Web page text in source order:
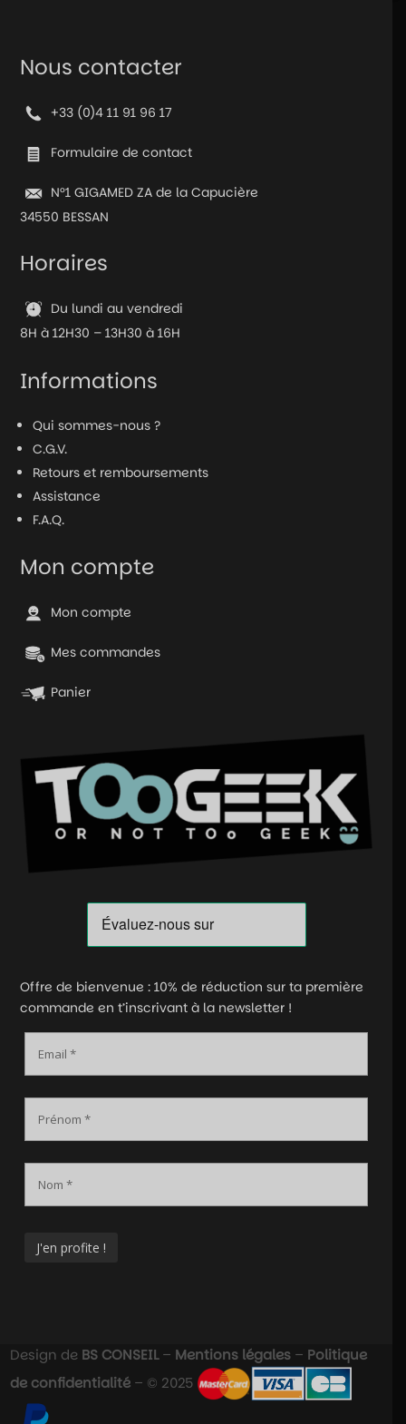
Series
et
Pink
Nous contacter
+33 (0)4 11 91 96 17
Formulaire de contact
N°1 GIGAMED ZA de la Capucière
34550 BESSAN
Horaires
Du lundi au vendredi
8H à 12H30 – 13H30 à 16H
Informations
Qui sommes-nous ?
C.G.V.
Retours et remboursements
Assistance
F.A.Q.
Mon compte
Mon compte
Mes commandes
Panier
Offre de bienvenue : 10% de réduction sur ta première
commande en t’inscrivant à la newsletter !
Design de BS CONSEIL– Mentions légales– Politique
de confidentialité– © 2025